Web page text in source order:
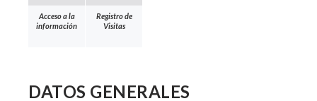
Acceso a la
información
Registro de
Visitas
DATOS GENERALES